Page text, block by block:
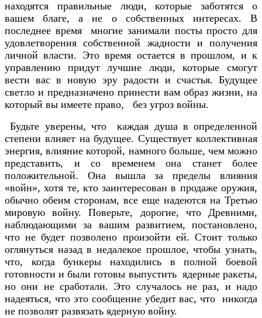
находятся правильные люди, которые заботятся о
вашем благе, а не о собственных интересах. В
последнее время многие занимали посты просто для
удовлетворения собственной жадности и получения
личной власти. Это время остается в прошлом, и к
управлению придут лучшие люди, которые смогут
вести вас в новую эру радости и счастья. Будущее
светло и предназначено принести вам образ жизни, на
который вы имеете право, без угроз войны.
Будьте уверены, что каждая душа в определенной
степени влияет на будущее. Существует коллективная
энергия, влияние которой, намного больше, чем можно
представить, и со временем она станет более
положительной. Она вышла за пределы влияния
«войн», хотя те, кто заинтересован в продаже оружия,
обычно обеим сторонам, все еще надеются на Третью
мировую войну. Поверьте, дорогие, что Древними,
наблюдающими за вашим развитием, постановлено,
что не будет позволено произойти ей. Стоит только
оглянуться назад в недалекое прошлое, чтобы узнать,
что, когда бункеры находились в полной боевой
готовности и были готовы выпустить ядерные ракеты,
но они не сработали. Это случалось не раз, и надо
надеяться, что это сообщение убедит вас, что никогда
не позволят развязать ядерную войну.